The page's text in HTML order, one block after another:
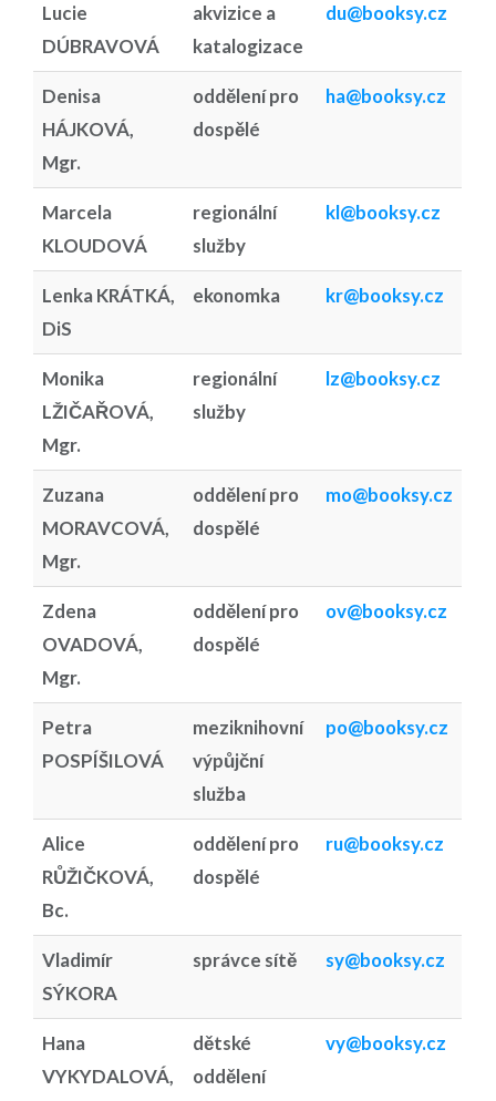
Lucie
DÚBRAVOVÁ
akvizice a
katalogizace
du@booksy.cz
Denisa
HÁJKOVÁ,
Mgr.
oddělení pro
dospělé
ha@booksy.cz
Marcela
KLOUDOVÁ
regionální
služby
kl@booksy.cz
Lenka KRÁTKÁ,
DiS
ekonomka kr@booksy.cz
Monika
LŽIČAŘOVÁ,
Mgr.
regionální
služby
lz@booksy.cz
Zuzana
MORAVCOVÁ,
Mgr.
oddělení pro
dospělé
mo@booksy.cz
Zdena
OVADOVÁ,
Mgr.
oddělení pro
dospělé
ov@booksy.cz
Petra
POSPÍŠILOVÁ
meziknihovní
výpůjční
služba
po@booksy.cz
Alice
RŮŽIČKOVÁ,
Bc.
oddělení pro
dospělé
ru@booksy.cz
Vladimír
SÝKORA
správce sítě sy@booksy.cz
Hana
VYKYDALOVÁ,
dětské
oddělení
vy@booksy.cz